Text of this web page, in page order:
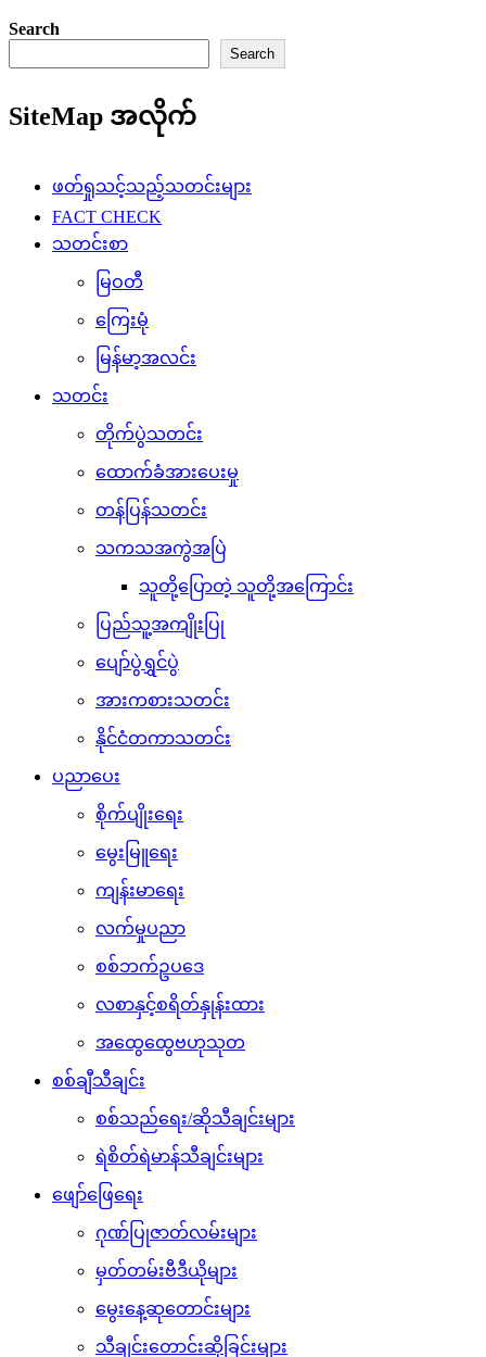
Search
Search
SiteMap အလိုက်
ဖတ်ရှုသင့်သည့်သတင်းများ
FACT CHECK
သတင်းစာ
မြဝတီ
ကြေးမုံ
မြန်မာ့အလင်း
သတင်း
တိုက်ပွဲသတင်း
ထောက်ခံအားပေးမှု
တန်ပြန်သတင်း
သကသအကွဲအပြဲ
သူတို့ပြောတဲ့ သူတို့အကြောင်း
ပြည်သူ့အကျိုးပြု
ပျော်ပွဲရွှင်ပွဲ
အားကစားသတင်း
နိုင်ငံတကာသတင်း
ပညာပေး
စိုက်ပျိုးရေး
မွေးမြူရေး
ကျန်းမာရေး
လက်မှုပညာ
စစ်ဘက်ဥပဒေ
လစာနှင့်စရိတ်နှုန်းထား
အထွေထွေဗဟုသုတ
စစ်ချီသီချင်း
စစ်သည်ရေး/ဆိုသီချင်းများ
ရဲစိတ်ရဲမာန်သီချင်းများ
ဖျော်ဖြေရေး
ဂုဏ်ပြုဇာတ်လမ်းများ
မှတ်တမ်းဗီဒီယိုများ
မွေးနေ့ဆုတောင်းများ
သီချင်းတောင်းဆိုခြင်းများ